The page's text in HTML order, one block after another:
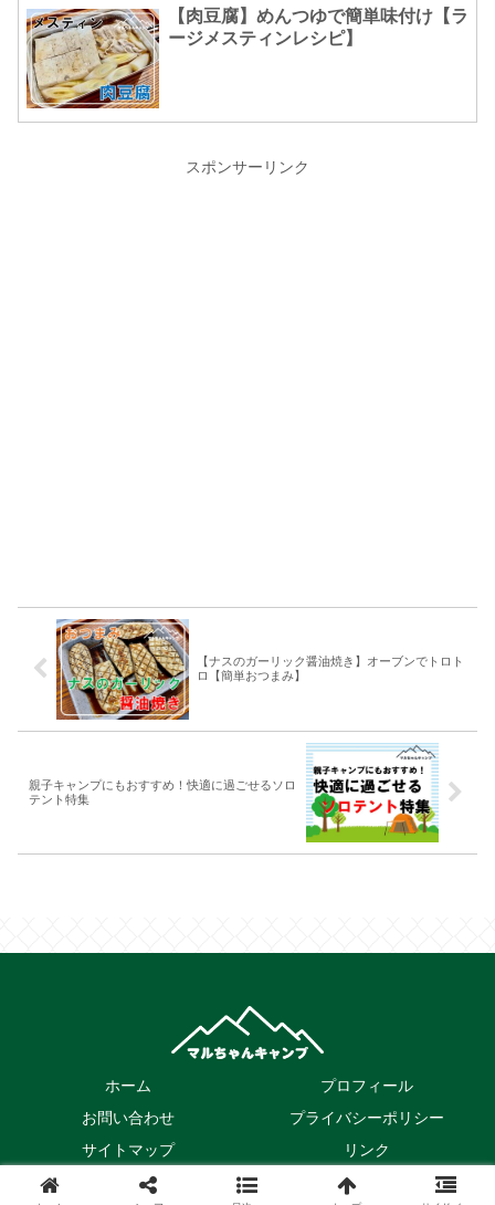
【肉豆腐】めんつゆで簡単味付け【ラ
ージメスティンレシピ】
スポンサーリンク
【ナスのガーリック醤油焼き】オーブンでトロト
ロ【簡単おつまみ】
親子キャンプにもおすすめ！快適に過ごせるソロ
テント特集
ホーム
プロフィール
お問い合わせ
プライバシーポリシー
サイトマップ
リンク
© 2022 マルちゃんキャンプ.